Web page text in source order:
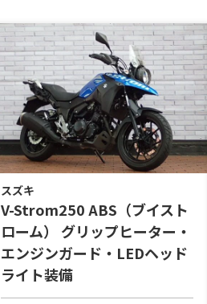
スズキ
V-Strom250 ABS（ブイスト
ローム） グリップヒーター・
エンジンガード・LEDヘッド
ライト装備